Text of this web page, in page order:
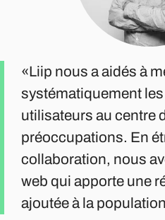
Liip nous a aidés à
systématiquement
utilisateurs au centre
préoccupations. En
collaboration, nous
web qui apporte une
ajoutée à la